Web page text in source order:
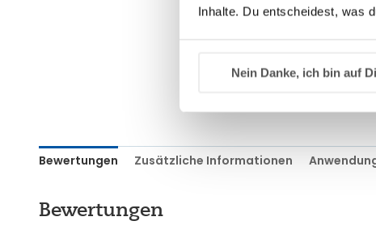
Inhalte. Du entscheidest, was
Nein Danke, ich bin auf
Bewertungen Zusätzliche Informationen
Bewertungen